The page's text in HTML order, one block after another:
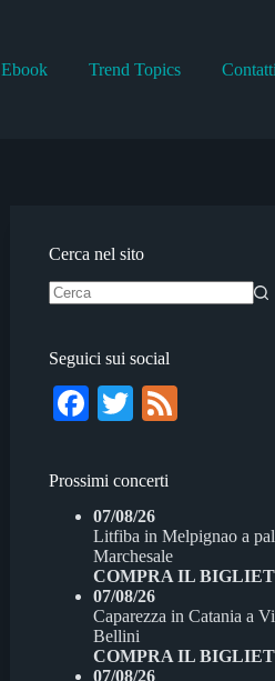
Ebook Trend Topics Contatti
Cerca nel sito
Seguici sui social
Fa
bo
ok
T
tte
r
Prossimi concerti
07/08/26
Litfiba inMelpignao a
Marchesale
COMPRA IL
07/08/26
Caparezza inCatania a
Bellini
COMPRA IL
07/08/26